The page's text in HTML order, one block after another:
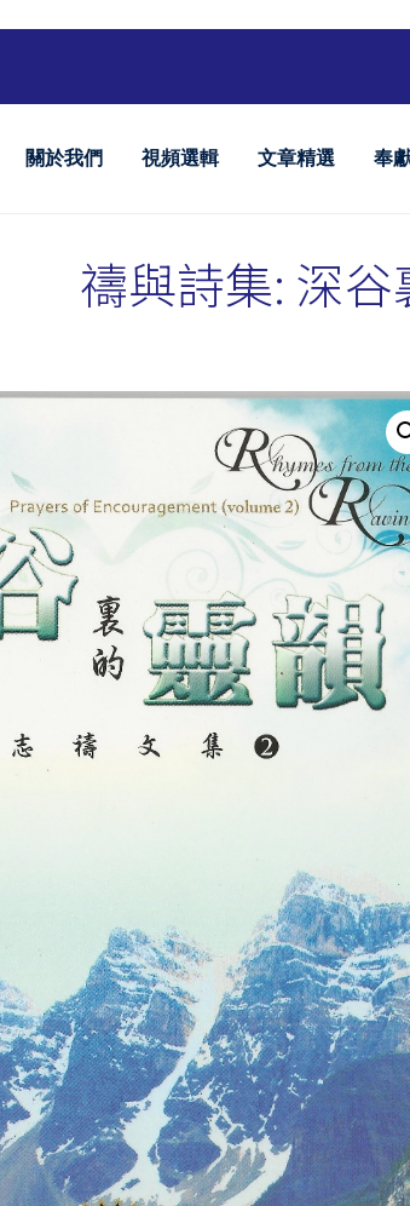
關於我們 視頻選輯 文章精選 奉
禱與詩集: 深